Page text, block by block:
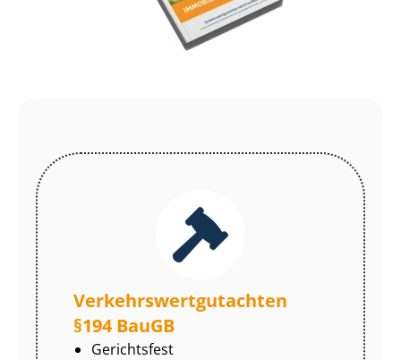
Ver­kehrs­wert­gut­ach­ten
§194 BauGB
Gerichtsfest